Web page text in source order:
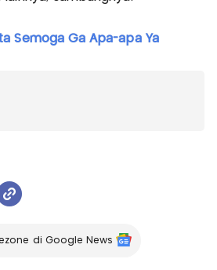
Semoga Ga Apa-apa Ya
di Google News